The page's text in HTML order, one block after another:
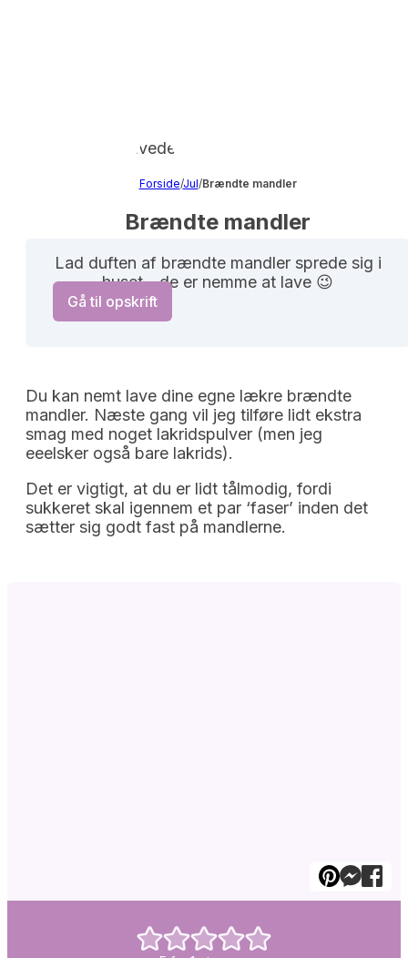
Forside/Jul/Brændte mandler
Brændte mandler
Lad duften af brændte mandler sprede sig i
huset - de er nemme at lave 😉
Gå til opskrift
Du kan nemt lave dine egne lækre brændte
mandler. Næste gang vil jeg tilføre lidt ekstra
smag med noget lakridspulver (men jeg
eeelsker også bare lakrids).
Det er vigtigt, at du er lidt tålmodig, fordi
sukkeret skal igennem et par ‘faser’ inden det
sætter sig godt fast på mandlerne.